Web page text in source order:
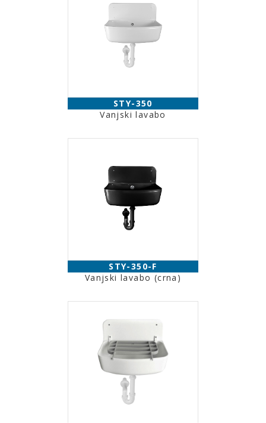
STY-350
Vanjski lavabo
STY-350-F
Vanjski lavabo (crna)